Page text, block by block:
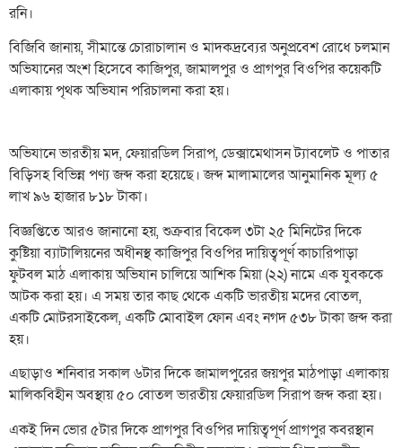
রনি।
বিজিবি জানায়, সীমান্তে চোরাচালান ও মাদকদ্রব্যের অনুপ্রবেশ রোধে চলমান
অভিযানের অংশ হিসেবে কাজিপুর, জামালপুর ও প্রাগপুর বিওপির কয়েকটি
এলাকায় পৃথক অভিযান পরিচালনা করা হয়।
অভিযানে ভারতীয় মদ, ফেয়ারডিল সিরাপ, ডেক্সামেথাসন ট্যাবলেট ও পাতার
বিড়িসহ বিভিন্ন পণ্য জব্দ করা হয়েছে। জব্দ মালামালের আনুমানিক মূল্য ৫
লাখ ৯৬ হাজার ৮১৮ টাকা।
বিজ্ঞপ্তিতে আরও জানানো হয়, শুক্রবার বিকেল ৩টা ২৫ মিনিটের দিকে
কুষ্টিয়া ব্যাটালিয়নের অধীনস্থ কাজিপুর বিওপির দায়িত্বপূর্ণ কাচারিপাড়া
ফুটবল মাঠ এলাকায় অভিযান চালিয়ে আশিক মিয়া (২২) নামে এক যুবককে
আটক করা হয়। এ সময় তার কাছ থেকে একটি ভারতীয় মদের বোতল,
একটি মোটরসাইকেল, একটি মোবাইল ফোন এবং নগদ ৫৩৮ টাকা জব্দ করা
হয়।
এছাড়াও শনিবার সকাল ৬টার দিকে জামালপুরের জয়পুর মাঠপাড়া এলাকায়
মালিকবিহীন অবস্থায় ৫০ বোতল ভারতীয় ফেয়ারডিল সিরাপ জব্দ করা হয়।
একই দিন ভোর ৫টার দিকে প্রাগপুর বিওপির দায়িত্বপূর্ণ প্রাগপুর কবরস্থান